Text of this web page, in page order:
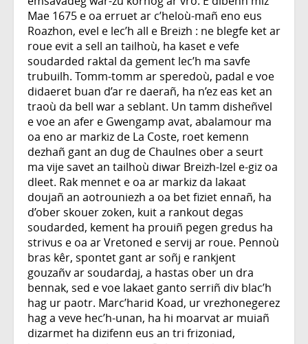
Mae 1675 e oa erruet ar c’heloù-mañ eno eus
Roazhon, evel e lec’h all e Breizh : ne blegfe ket ar
roue evit a sell an tailhoù, ha kaset e vefe
soudarded raktal da gement lec’h ma savfe
trubuilh. Tomm-tomm ar speredoù, padal e voe
didaeret buan d’ar re daerañ, ha n’ez eas ket an
traoù da bell war a seblant. Un tamm disheñvel
e voe an afer e Gwengamp avat, abalamour ma
oa eno ar markiz de La Coste, roet kemenn
dezhañ gant an dug de Chaulnes ober a seurt
ma vije savet an tailhoù diwar Breizh-Izel e-giz oa
dleet. Rak mennet e oa ar markiz da lakaat
doujañ an aotrouniezh a oa bet fiziet ennañ, ha
d’ober skouer zoken, kuit a rankout degas
soudarded, kement ha prouiñ pegen gredus ha
strivus e oa ar Vretoned e servij ar roue. Pennoù
bras kêr, spontet gant ar soñj e rankjent
gouzañv ar soudardaj, a hastas ober un dra
bennak, sed e voe lakaet ganto serriñ div blac’h
hag ur paotr. Marc’harid Koad, ur vrezhonegerez
hag a veve hec’h-unan, ha hi moarvat ar muiañ
dizarmet ha dizifenn eus an tri frizoniad,